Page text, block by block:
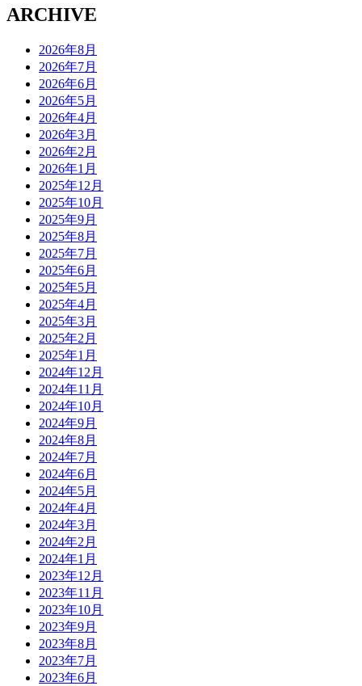
ARCHIVE
2026年8月
2026年7月
2026年6月
2026年5月
2026年4月
2026年3月
2026年2月
2026年1月
2025年12月
2025年10月
2025年9月
2025年8月
2025年7月
2025年6月
2025年5月
2025年4月
2025年3月
2025年2月
2025年1月
2024年12月
2024年11月
2024年10月
2024年9月
2024年8月
2024年7月
2024年6月
2024年5月
2024年4月
2024年3月
2024年2月
2024年1月
2023年12月
2023年11月
2023年10月
2023年9月
2023年8月
2023年7月
2023年6月